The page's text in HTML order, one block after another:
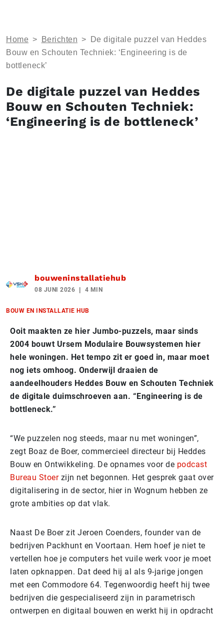
Home > Berichten >
De digitale puzzel van Heddes
Bouw en Schouten Techniek: ‘Engineering is de
bottleneck’
De digitale puzzel van Heddes
Bouw en Schouten Techniek:
‘Engineering is de bottleneck’
bouweninstallatiehub
08 JUNI 2026 4 MIN
BOUW EN INSTALLATIE HUB
Ooit maakten ze hier Jumbo-puzzels, maar sinds
2004 bouwt Ursem Modulaire Bouwsystemen hier
hele woningen. Het tempo zit er goed in, maar moet
nog iets omhoog. Onderwijl draaien de
aandeelhouders Heddes Bouw en Schouten Techniek
de digitale duimschroeven aan. “Engineering is de
bottleneck.”
“We puzzelen nog steeds, maar nu met woningen”,
zegt Boaz de Boer, commercieel directeur bij Heddes
Bouw en Ontwikkeling. De opnames voor de podcast
Bureau Stoerzijn net begonnen. Het gesprek gaat over
digitalisering in de sector, hier in Wognum hebben ze
grote ambities op dat vlak.
Naast De Boer zit Jeroen Coenders, founder van de
bedrijven Packhunt en Voortaan. Hem hoef je niet te
vertellen hoe je computers het vuile werk voor je moet
laten opknappen. Dat deed hij al als 9-jarige jongen
met een Commodore 64. Tegenwoordig heeft hij twee
bedrijven die gespecialiseerd zijn in parametrisch
ontwerpen en digitaal bouwen en werkt hij in opdracht